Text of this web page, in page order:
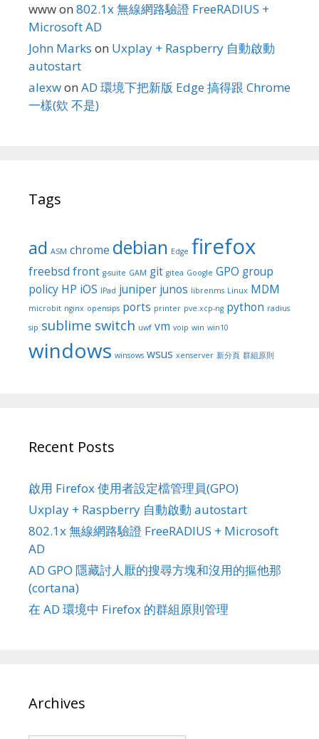
wwwon 802.1x 無線網路驗證 FreeRADIUS +
Microsoft AD
John Marks on Uxplay + Raspberry 自動啟動
autostart
alexwon AD 環境下把新版 Edge 搞得跟 Chrome
一樣(欸 不是)
Tags
ad ASM chrome debian Edge firefox
freebsd front g-suite GAM git gitea Google GPO group
policy HP iOS IPad juniper junos librenms Linux MDM
microbit nginx opensips ports printer pve.xcp-ng python radius
sip sublime switch uwf vm voip win win10
windows winsows wsus xenserver 新分頁 群組原則
Recent Posts
啟用 Firefox 使用者設定檔管理員(GPO)
Uxplay + Raspberry 自動啟動 autostart
802.1x 無線網路驗證 FreeRADIUS + Microsoft
AD
AD GPO 隱藏討人厭的搜尋方塊和沒用的摳他那
(cortana)
在 AD 環境中 Firefox 的群組原則管理
Archives